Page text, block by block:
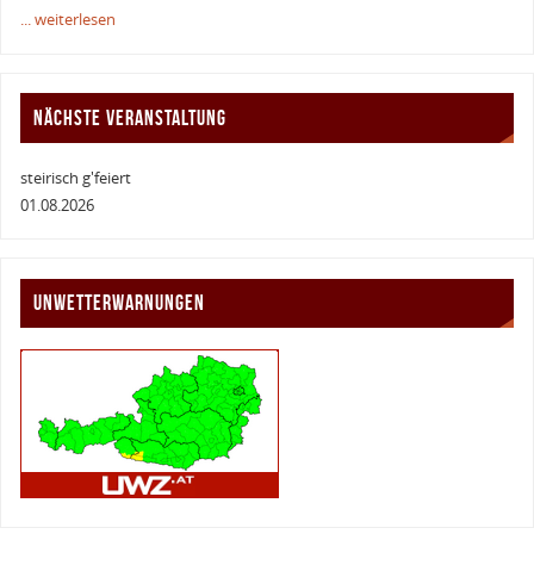
... weiterlesen
NÄCHSTE VERANSTALTUNG
steirisch g'feiert
01.08.2026
UNWETTERWARNUNGEN